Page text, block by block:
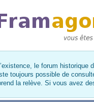
le forum
toujours possible de
la relève. Si vous avez